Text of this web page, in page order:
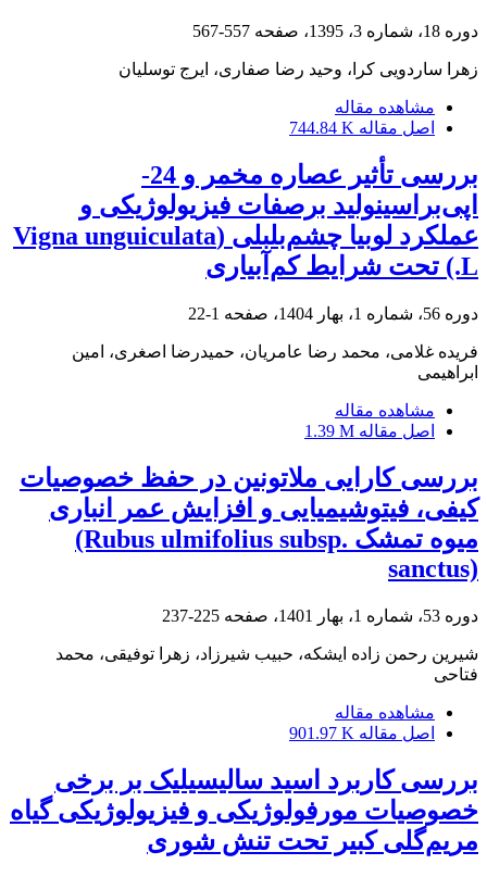
دوره 18، شماره 3، 1395، صفحه 557-567
زهرا ساردویی کرا، وحید رضا صفاری، ایرج توسلیان
مشاهده مقاله
اصل مقاله 744.84 K
بررسی تأثیر عصاره مخمر و 24-
اپی‌براسینولید برصفات فیزیولوژیکی و
عملکرد لوبیا چشم‌بلبلی (Vigna unguiculata
L.) تحت شرایط کم‌آبیاری
دوره 56، شماره 1، بهار 1404، صفحه 1-22
فریده غلامی، محمد رضا عامریان، حمیدرضا اصغری، امین
ابراهیمی
مشاهده مقاله
اصل مقاله 1.39 M
بررسی کارایی ملاتونین در حفظ خصوصیات
کیفی، فیتوشیمیایی و افزایش عمر انباری
میوه تمشک ‏‎(Rubus ulmifolius subsp.
sanctus)‎
دوره 53، شماره 1، بهار 1401، صفحه 225-237
شیرین رحمن زاده ایشکه، حبیب شیرزاد، زهرا توفیقی، محمد
فتاحی
مشاهده مقاله
اصل مقاله 901.97 K
بررسی کاربرد اسید سالیسیلیک بر برخی
خصوصیات مورفولوژیکی و فیزیولوژیکی گیاه
مریم‌گلی کبیر تحت تنش شوری